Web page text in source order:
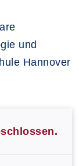
und
Hannover